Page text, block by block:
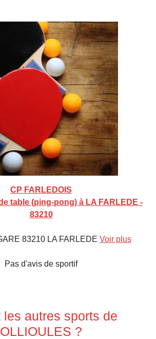
CP FARLEDOIS
table (ping-pong) à LA FARLEDE -
83210
83210 LA FARLEDE Voir plus
Pas d'avis de sportif
les autres sports de
?